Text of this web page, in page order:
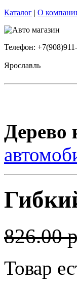
Каталог | О
Телефон:
Ярославль
Дерево
826.00
Товар